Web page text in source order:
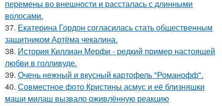
перемены во внешности и рассталась с длинными
волосами.
37. Екатерина Гордон согласилась стать общественным
защитником Артёма чекалина.
38. История Киллиан Мерфи - редкий пример настоящей
любви в голливуде.
39. Очень нежный и вкусный картофель "Романофф".
40. Совместное фото Кристины асмус и её близняшки
маши милаш вызвало оживлённую реакцию